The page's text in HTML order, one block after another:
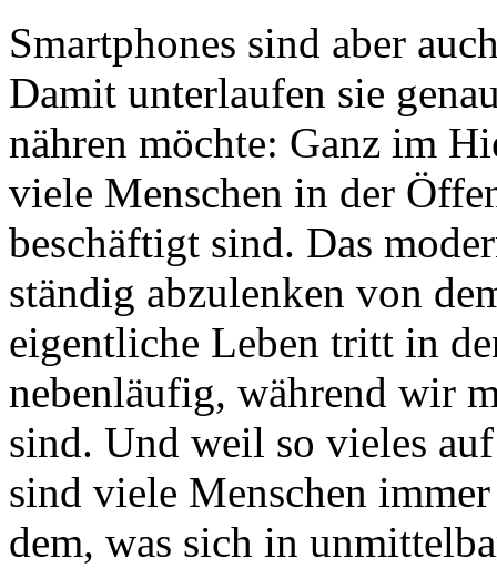
Smartphones sind aber
Damit unterlaufen sie
nähren möchte: Ganz im
viele Menschen in der
beschäftigt sind. Das
ständig abzulenken von
eigentliche Leben tritt in
nebenläufig, während wir
sind. Und weil so vieles
sind viele Menschen
dem, was sich in